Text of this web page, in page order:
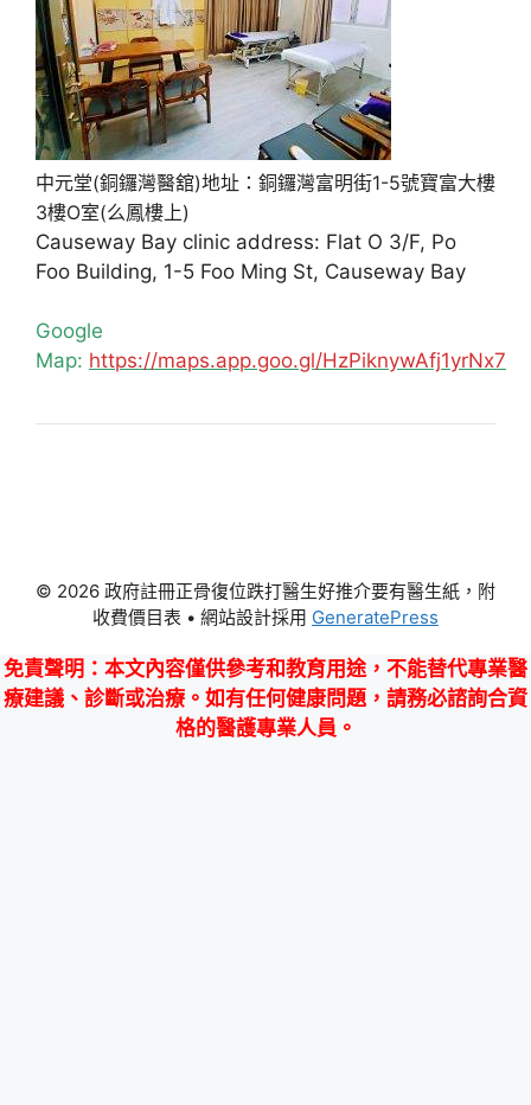
中元堂(銅鑼灣醫舘)地址：銅鑼灣富明街1-5號寶富大樓
3樓O室(么鳳樓上)
Causeway Bay clinic address: Flat O 3/F, Po
Foo Building, 1-5 Foo Ming St, Causeway Bay
Google
Map: https://maps.app.goo.gl/HzPiknywAfj1yrNx7
© 2026 政府註冊正骨復位跌打醫生好推介要有醫生紙，附
收費價目表 • 網站設計採用 GeneratePress
免責聲明 ：本文內容僅供參考和教育用途，不能替代專業醫
療建議、診斷或治療。如有任何健康問題，請務必諮詢合資
格的醫護專業人員。